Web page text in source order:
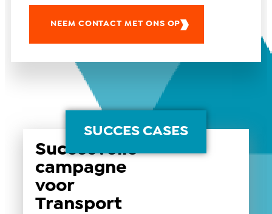
NEEM CONTACT MET ONS OP
SUCCES CASES
Succesvolle
campagne
voor
Transport